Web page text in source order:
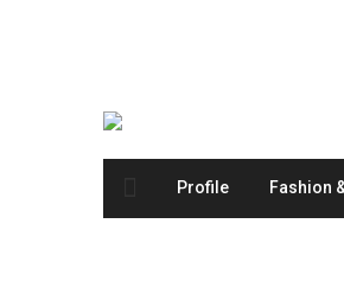
Profile Fashion